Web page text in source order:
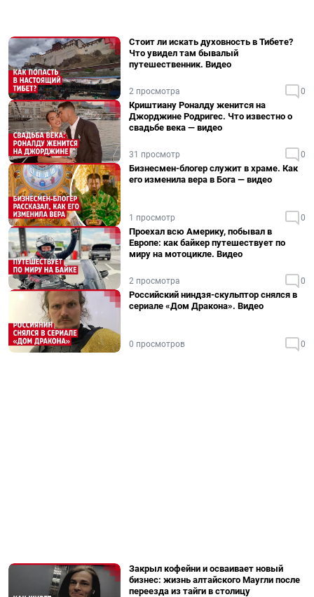
Стоит ли искать духовность в Тибете?
Что увидел там бывалый
путешественник. Видео
2 просмотра 0
Криштиану Роналду женится на
Джорджине Родригес. Что известно о
свадьбе века — видео
31 просмотр 0
Бизнесмен-блогер служит в храме. Как
его изменила вера в Бога — видео
1 просмотр 0
Проехал всю Америку, побывал в
Европе: как байкер путешествует по
миру на мотоцикле. Видео
2 просмотра 0
Российский ниндзя-скульптор снялся в
сериале «Дом Дракона». Видео
0 просмотров 0
Закрыл кофейни и осваивает новый
бизнес: жизнь алтайского Маугли после
переезда из тайги в столицу